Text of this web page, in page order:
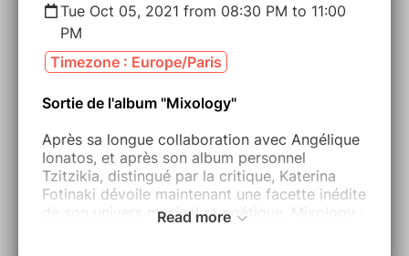
Tue Oct 05, 2021 from 08:30 PM to 11:00
PM
Timezone : Europe/Paris
Sortie de l'album "Mixology"
Après sa longue collaboration avec Angélique
Ionatos, et après son album personnel
Tzitzikia, distingué par la critique, Katerina
Fotinaki dévoile maintenant une facette inédite
de son univers musical et poétique. Mixology :
Read more